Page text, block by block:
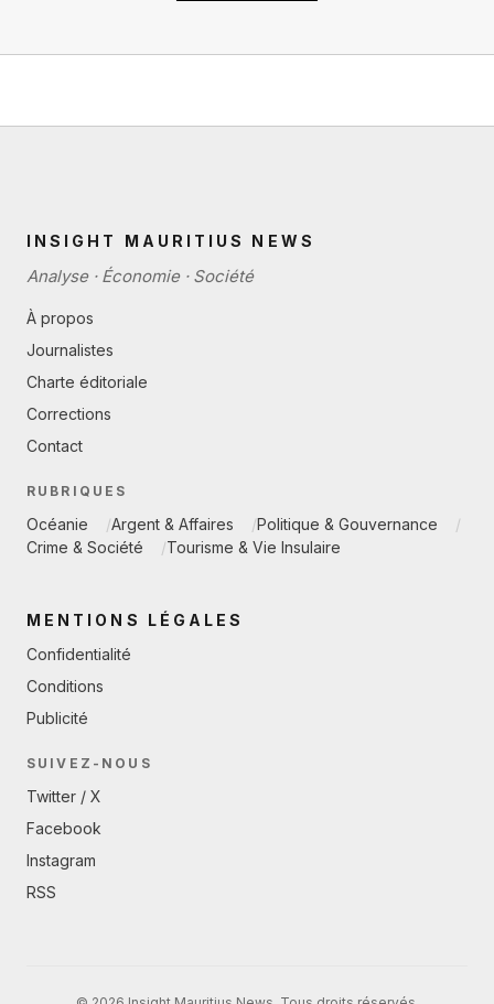
INSIGHT MAURITIUS NEWS
Analyse · Économie · Société
À propos
Journalistes
Charte éditoriale
Corrections
Contact
RUBRIQUES
Océanie Argent & Affaires
Politique & Gouvernance
Crime & Société
Tourisme & Vie Insulaire
MENTIONS LÉGALES
Confidentialité
Conditions
Publicité
SUIVEZ-NOUS
Twitter / X
Facebook
Instagram
RSS